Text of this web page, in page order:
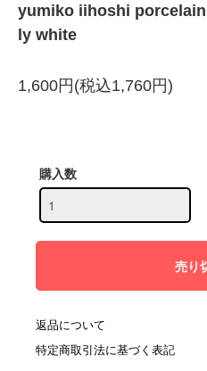
yumiko iihoshi
ly white
1,600円(税込1,760円)
購入数
返品について
特定商取引法に基づく表記